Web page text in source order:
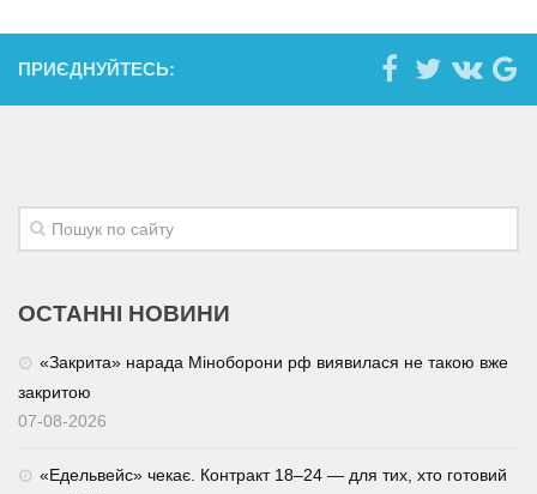
ПРИЄДНУЙТЕСЬ:
ОСТАННІ НОВИНИ
«Закрита» нарада Міноборони рф виявилася не такою вже
закритою
07-08-2026
«Едельвейс» чекає. Контракт 18–24 — для тих, хто готовий